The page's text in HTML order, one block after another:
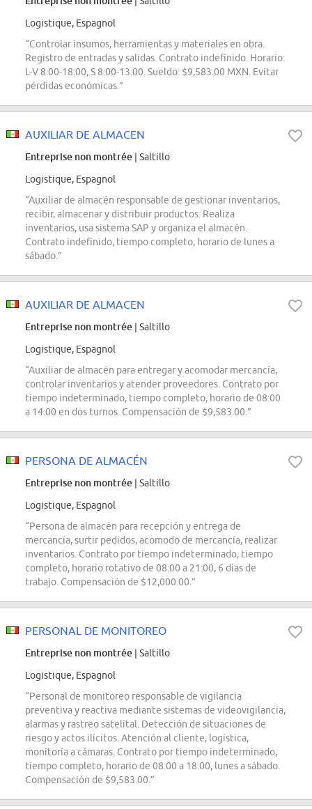
Logistique, Espagnol
“Controlar insumos, herramientas y materiales en obra.
Registro de entradas y salidas. Contrato indefinido. Horario:
L-V 8:00-18:00, S 8:00-13:00. Sueldo: $9,583.00 MXN. Evitar
pérdidas económicas.”
AUXILIAR DE ALMACEN
Entreprise non montrée | Saltillo
Logistique, Espagnol
“Auxiliar de almacén responsable de gestionar inventarios,
recibir, almacenar y distribuir productos. Realiza
inventarios, usa sistema SAP y organiza el almacén.
Contrato indefinido, tiempo completo, horario de lunes a
sábado.”
AUXILIAR DE ALMACEN
Entreprise non montrée | Saltillo
Logistique, Espagnol
“Auxiliar de almacén para entregar y acomodar mercancía,
controlar inventarios y atender proveedores. Contrato por
tiempo indeterminado, tiempo completo, horario de 08:00
a 14:00 en dos turnos. Compensación de $9,583.00.”
PERSONA DE ALMACÉN
Entreprise non montrée | Saltillo
Logistique, Espagnol
“Persona de almacén para recepción y entrega de
mercancía, surtir pedidos, acomodo de mercancía, realizar
inventarios. Contrato por tiempo indeterminado, tiempo
completo, horario rotativo de 08:00 a 21:00, 6 días de
trabajo. Compensación de $12,000.00.”
PERSONAL DE MONITOREO
Entreprise non montrée | Saltillo
Logistique, Espagnol
“Personal de monitoreo responsable de vigilancia
preventiva y reactiva mediante sistemas de videovigilancia,
alarmas y rastreo satelital. Detección de situaciones de
riesgo y actos ilícitos. Atención al cliente, logística,
monitoría a cámaras. Contrato por tiempo indeterminado,
tiempo completo, horario de 08:00 a 18:00, lunes a sábado.
Compensación de $9,583.00.”